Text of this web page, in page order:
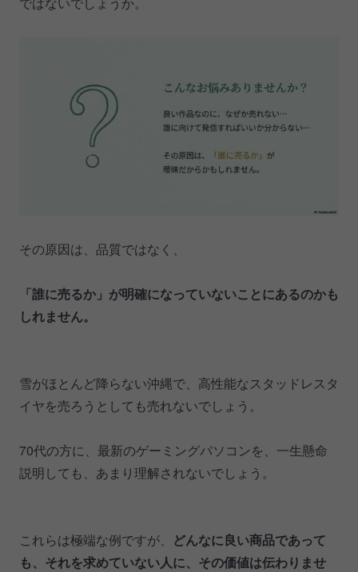
その原因は、品質ではなく、
「誰に売るか」が明確になっていないことにあるのかも
しれません。
雪がほとんど降らない沖縄で、高性能なスタッドレスタ
イヤを売ろうとしても売れないでしょう。
70代の方に、最新のゲーミングパソコンを、一生懸命
説明しても、あまり理解されないでしょう。
これらは極端な例ですが、 どんなに良い商品であって
も、それを求めていない人に、その価値は伝わりませ